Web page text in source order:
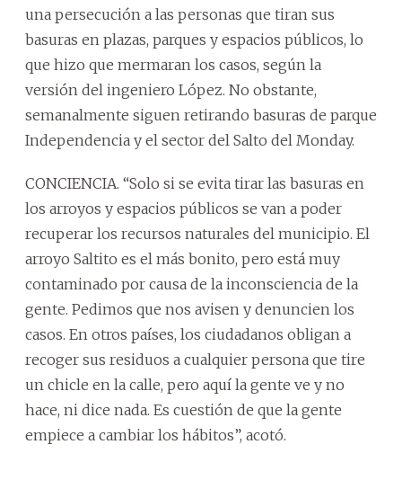
una persecución a las personas que tiran sus
basuras en plazas, parques y espacios públicos, lo
que hizo que mermaran los casos, según la
versión del ingeniero López. No obstante,
semanalmente siguen retirando basuras de parque
Independencia y el sector del Salto del Monday.
CONCIENCIA. “Solo si se evita tirar las basuras en
los arroyos y espacios públicos se van a poder
recuperar los recursos naturales del municipio. El
arroyo Saltito es el más bonito, pero está muy
contaminado por causa de la inconsciencia de la
gente. Pedimos que nos avisen y denuncien los
casos. En otros países, los ciudadanos obligan a
recoger sus residuos a cualquier persona que tire
un chicle en la calle, pero aquí la gente ve y no
hace, ni dice nada. Es cuestión de que la gente
empiece a cambiar los hábitos”, acotó.